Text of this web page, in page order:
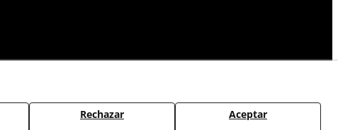
CAMBIOS Y DEVOLUCIONES
Rechazar Aceptar